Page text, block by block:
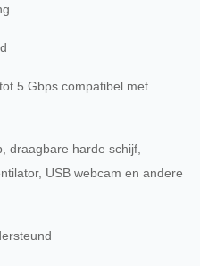
5 Gbps compatibel met
draagbare harde schijf,
USB webcam en andere